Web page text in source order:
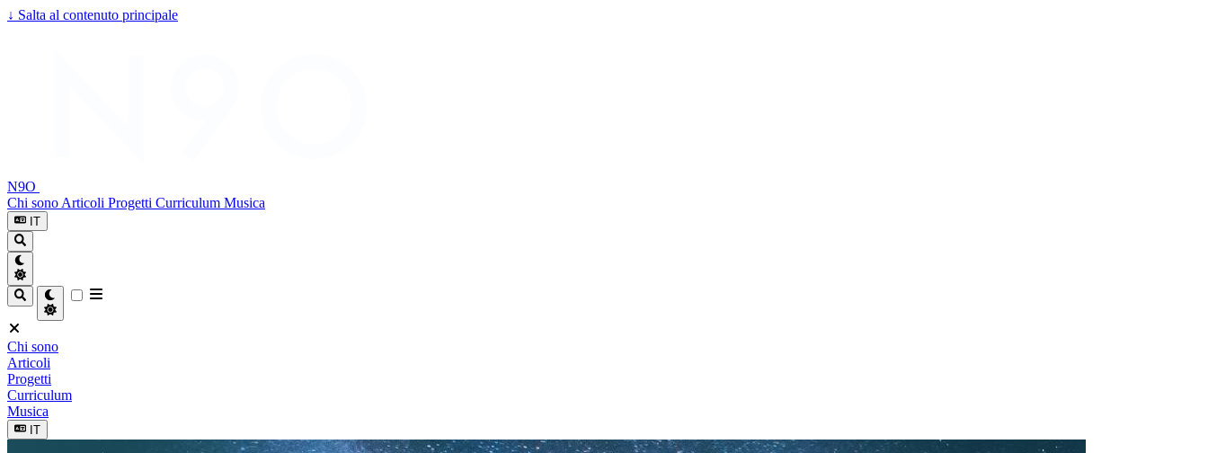
↓ Salta al contenuto principale
N9O
Chi sono Articoli Progetti Curriculum Musica
IT
Chi sono
Articoli
Progetti
Curriculum
Musica
IT